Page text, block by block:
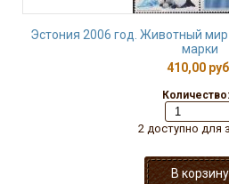
Эстония 2006 год. Животный
марки
410,00
Количество:
2 доступно для